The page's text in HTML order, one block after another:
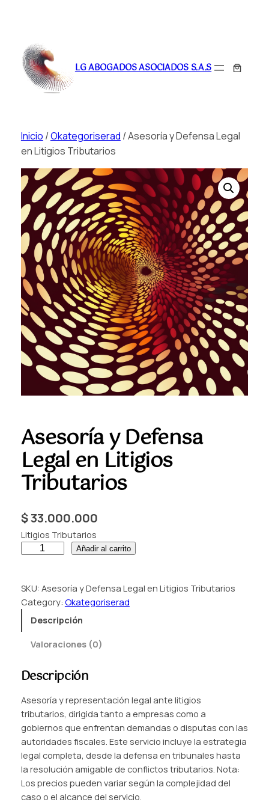
Saltar
contenido
LG ABOGADOS ASOCIADOS S.A.S
Inicio /Okategoriserad / Asesoría y Defensa Legal
en Litigios Tributarios
Asesoría y Defensa
Legal en Litigios
Tributarios
$33.000.000
Litigios Tributarios
s
o
í
D
f
e
n
s
a
L
e
g
Añadir al carrito
SKU: Asesoría y Defensa Legal en Litigios Tributarios
Category: Okategoriserad
Descripción
Valoraciones (0)
Descripción
Asesoría y representación legal ante litigios
tributarios, dirigida tanto a empresas como a
gobiernos que enfrentan demandas o disputas con las
autoridades fiscales. Este servicio incluye la estrategia
legal completa, desde la defensa en tribunales hasta
la resolución amigable de conflictos tributarios. Nota:
Los precios pueden variar según la complejidad del
caso o el alcance del servicio.